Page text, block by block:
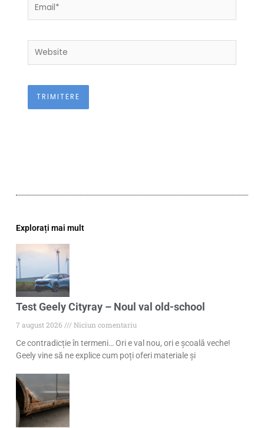
Website
Explorați mai mult
Test Geely Cityray – Noul val old-school
7 august 2026
Niciun comentariu
Ce contradicție în termeni… Ori e val nou, ori e școală veche!
Geely vine să ne explice cum poți oferi materiale și